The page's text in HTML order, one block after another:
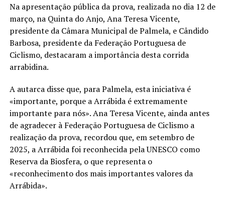
Na apresentação pública da prova, realizada no dia 12 de
março, na Quinta do Anjo, Ana Teresa Vicente,
presidente da Câmara Municipal de Palmela, e Cândido
Barbosa, presidente da Federação Portuguesa de
Ciclismo, destacaram a importância desta corrida
arrabidina.
A autarca disse que, para Palmela, esta iniciativa é
«importante, porque a Arrábida é extremamente
importante para nós». Ana Teresa Vicente, ainda antes
de agradecer à Federação Portuguesa de Ciclismo a
realização da prova, recordou que, em setembro de
2025, a Arrábida foi reconhecida pela UNESCO como
Reserva da Biosfera, o que representa o
«reconhecimento dos mais importantes valores da
Arrábida».